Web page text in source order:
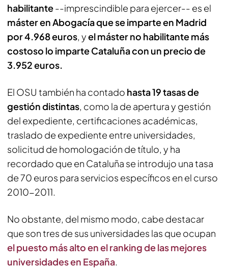
habilitante--imprescindible para ejercer-- es el
máster en Abogacía que se imparte en Madrid
por 4.968 euros, yel máster no habilitante más
costoso lo imparte Cataluña con un precio de
3.952 euros.
El OSU también ha contado hasta 19 tasas de
gestión distintas, como la de apertura y gestión
del expediente, certificaciones académicas,
traslado de expediente entre universidades,
solicitud de homologación de título, y ha
recordado que en Cataluña se introdujo una tasa
de 70 euros para servicios específicos en el curso
2010-2011.
No obstante, del mismo modo, cabe destacar
que son tres de sus universidades las que ocupan
el puesto más alto en el ranking de las mejores
universidades en España.